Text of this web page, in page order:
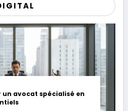
avocat spécialisé en